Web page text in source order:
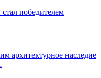
победителем
архитектурное наследие